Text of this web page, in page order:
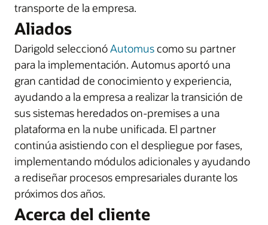
transporte de la empresa.
Aliados
Darigold seleccionóAutomuscomo su partner
para la implementación. Automus aportó una
gran cantidad de conocimiento y experiencia,
ayudando a la empresa a realizar la transición de
sus sistemas heredados on-premises a una
plataforma en la nube unificada. El partner
continúa asistiendo con el despliegue por fases,
implementando módulos adicionales y ayudando
a rediseñar procesos empresariales durante los
próximos dos años.
Acerca del cliente